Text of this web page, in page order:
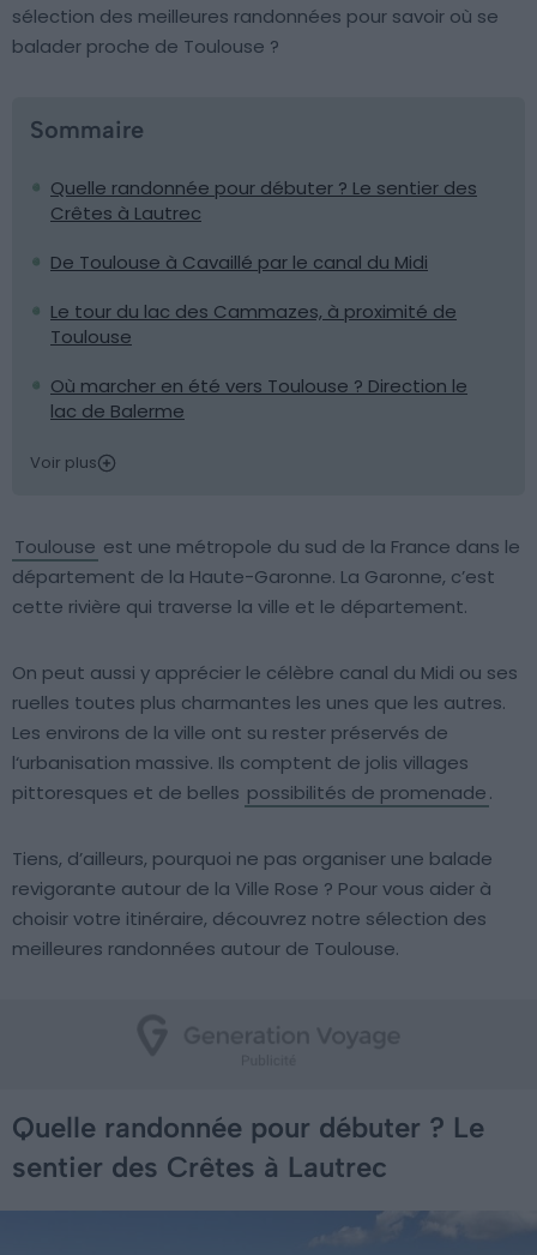
sélection des meilleures randonnées pour savoir où se
balader proche de Toulouse ?
Sommaire
Quelle randonnée pour débuter ? Le sentier des
Crêtes à Lautrec
De Toulouse à Cavaillé par le canal du Midi
Le tour du lac des Cammazes, à proximité de
Toulouse
Où marcher en été vers Toulouse ? Direction le
lac de Balerme
Voir plus
Toulouse est une métropole du sud de la France dans le
département de la Haute-Garonne. La Garonne, c’est
cette rivière qui traverse la ville et le département.
On peut aussi y apprécier le célèbre canal du Midi ou ses
ruelles toutes plus charmantes les unes que les autres.
Les environs de la ville ont su rester préservés de
l‘urbanisation massive. Ils comptent de jolis villages
pittoresques et de belles possibilités de promenade.
Tiens, d’ailleurs, pourquoi ne pas organiser une balade
revigorante autour de la Ville Rose ? Pour vous aider à
choisir votre itinéraire, découvrez notre sélection des
meilleures randonnées autour de Toulouse.
Quelle randonnée pour débuter ? Le
sentier des Crêtes à Lautrec